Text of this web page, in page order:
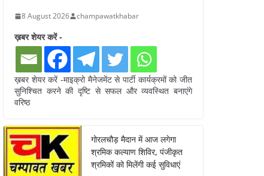
8 August 2026 champawatkhabar
ख़बर शेयर करें -
ख़बर शेयर करें -माइक्रो मैनेजमेंट से पार्टी कार्यक्रमों को जीत
सुनिश्चित करने की दृष्टि से सफल और व्यवस्थित बनाएंगे
वरिष्ठ
गोरलचौड़ मैदान में आज लगेगा
श्रमिक कल्याण शिविर, पंजीकृत
श्रमिकों को मिलेंगी कई सुविधाएं